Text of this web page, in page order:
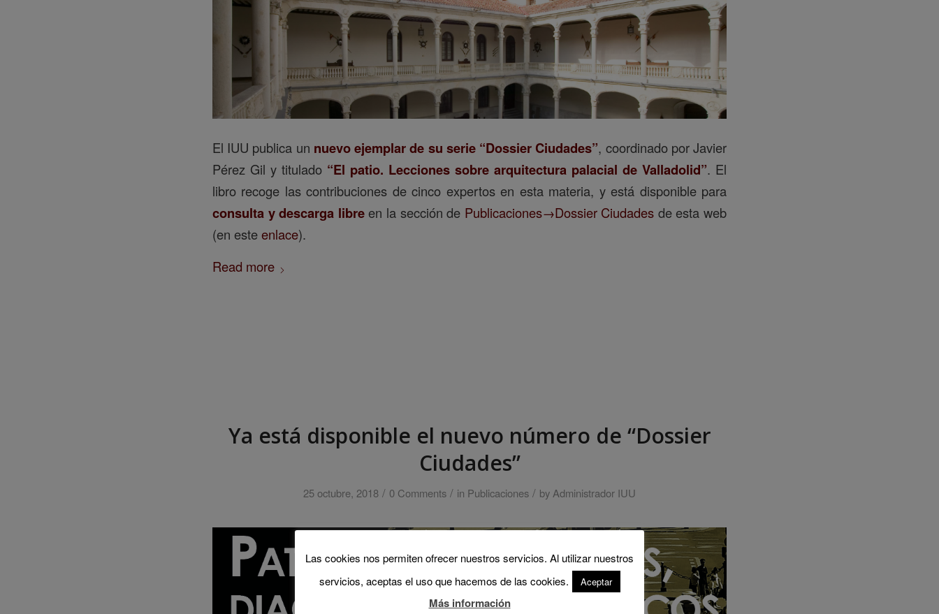
El IUU publica un nuevo ejemplar de su serie “Dossier Ciudades”, coordinado por Javier
Pérez Gil y titulado “El patio. Lecciones sobre arquitectura palacial de Valladolid”. El
libro recoge las contribuciones de cinco expertos en esta materia, y está disponible para
consulta y descarga libreen la sección de Publicaciones→Dossier Ciudades de esta web
(en esteenlace).
Read more
Ya está disponible el nuevo número de “Dossier
Ciudades”
25 octubre, 2018 / 0 Comments / in Publicaciones / byAdministrador IUU
Las cookies nos permiten ofrecer nuestros servicios. Al utilizar nuestros
servicios, aceptas el uso que hacemos de las cookies.
Aceptar
Más información